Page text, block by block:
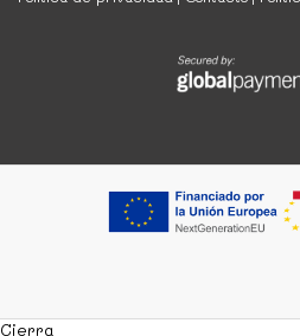
Cierra